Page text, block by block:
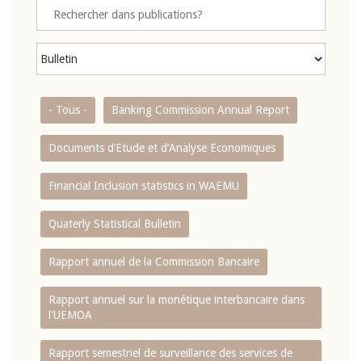
- Tous - Banking Commission Annual Report
Documents d’Etude et d’Analyse Economiques
Financial Inclusion statistics in WAEMU
Quaterly Statistical Bulletin
Rapport annuel de la Commission Bancaire
Rapport annuel sur la monétique interbancaire dans
l'UEMOA
Rapport semestriel de surveillance des services de